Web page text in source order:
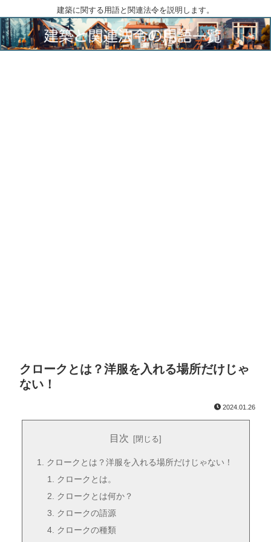
建築に関する用語と関連法令を説明します。
クロークとは？洋服を入れる場所だけじゃ
ない！
2024.01.26
目次
クロークとは？洋服を入れる場所だけじゃない！
クロークとは。
クロークとは何か？
クロークの語源
クロークの種類